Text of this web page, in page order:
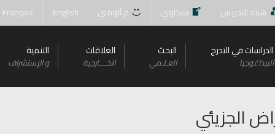
هيئة التدريس شكاوي م.ألومني English
Français
الدراسات في التدرج
البيداغوجيا
البحث
العـلـمي
العلاقات
الخــــارجية
التنمية
و اﻹستشراف
الجزيئي